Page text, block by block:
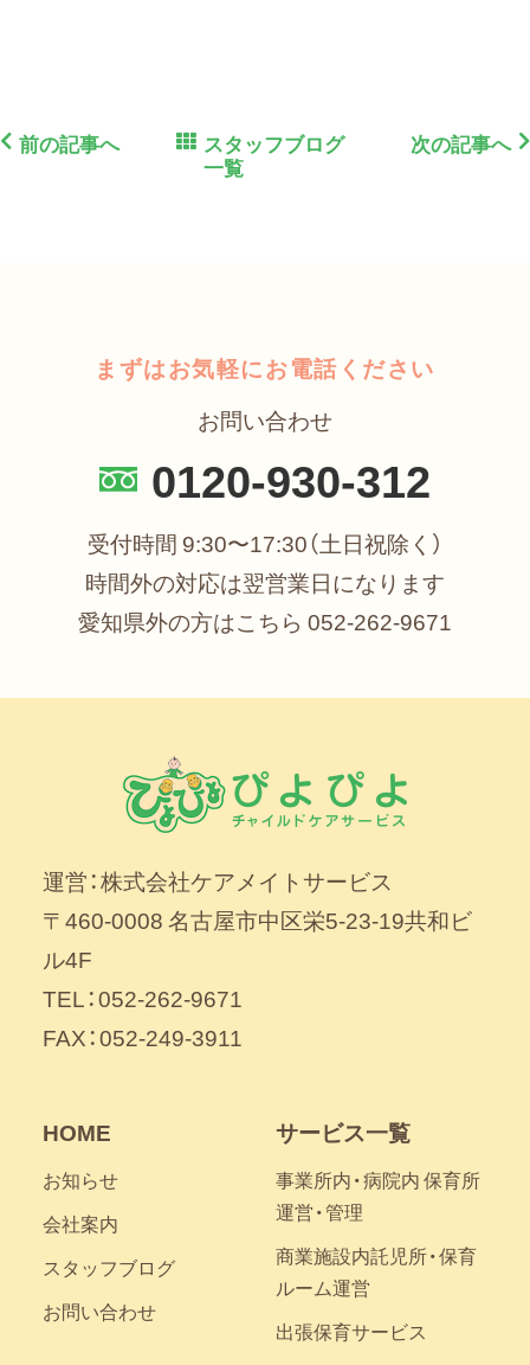
前の記事へ
スタッフブログ
一覧
次の記事へ
まずはお気軽にお電話ください
お問い合わせ
0120-930-312
受付時間 9:30〜17:30（土日祝除く）
時間外の対応は翌営業日になります
愛知県外の方はこちら 052-262-9671
運営：株式会社ケアメイトサービス
〒460-0008 名古屋市中区栄5-23-19共和ビ
ル4F
TEL：052-262-9671
FAX：052-249-3911
HOME
お知らせ
会社案内
スタッフブログ
お問い合わせ
サービス一覧
事業所内・病院内 保育所
運営・管理
商業施設内託児所・保育
ルーム運営
出張保育サービス